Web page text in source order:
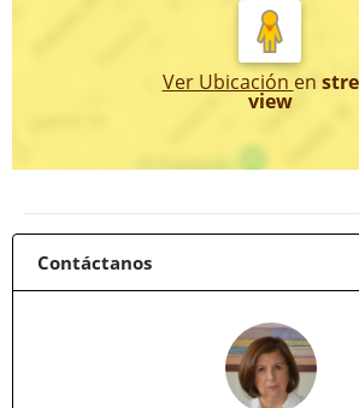
Ver Ubicación en
view
Contáctanos